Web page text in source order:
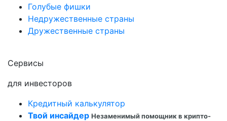
Голубые фишки
Недружественные страны
Дружественные страны
Сервисы
для инвесторов
Кредитный калькулятор
Твой инсайдер Незаменимый помощник в крипто-